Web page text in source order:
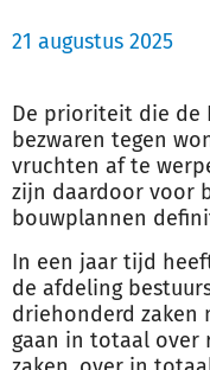
21 augustus 2025
De prioriteit die de
bezwaren tegen
vruchten af te
zijn daardoor voor
bouwplannen
In een jaar tijd
de afdeling
driehonderd zaken
gaan in totaal over